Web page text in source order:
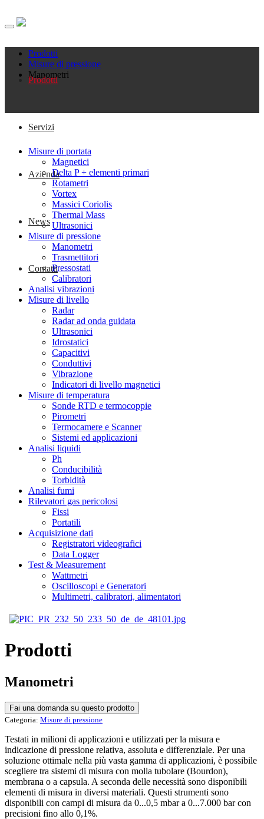
Prodotti
Servizi
Azienda
News
Contatti
Prodotti
Misure di pressione
Manometri
Misure di portata
Magnetici
Delta P + elementi primari
Rotametri
Vortex
Massici Coriolis
Thermal Mass
Ultrasonici
Misure di pressione
Manometri
Trasmettitori
Pressostati
Calibratori
Analisi vibrazioni
Misure di livello
Radar
Radar ad onda guidata
Ultrasonici
Idrostatici
Capacitivi
Conduttivi
Vibrazione
Indicatori di livello magnetici
Misure di temperatura
Sonde RTD e termocoppie
Pirometri
Termocamere e Scanner
Sistemi ed applicazioni
Analisi liquidi
Ph
Conducibilità
Torbidità
Analisi fumi
Rilevatori gas pericolosi
Fissi
Portatili
Acquisizione dati
Registratori videografici
Data Logger
Test & Measurement
Wattmetri
Oscilloscopi e Generatori
Multimetri, calibratori, alimentatori
Prodotti
Manometri
Fai una domanda su questo prodotto
Categoria: Misure di pressione
Testati in milioni di applicazioni e utilizzati per la misura e
indicazione di pressione relativa, assoluta e differenziale. Per una
soluzione ottimale nella più vasta gamma di applicazioni, è possibile
scegliere tra sistemi di misura con molla tubolare (Bourdon),
membrana o a capsula. A seconda delle necessità sono disponibili
elementi di misura in diversi materiali. Questi strumenti sono
disponibili con campi di misura da 0...0,5 mbar a 0...7.000 bar con
precisioni fino allo 0,1%.